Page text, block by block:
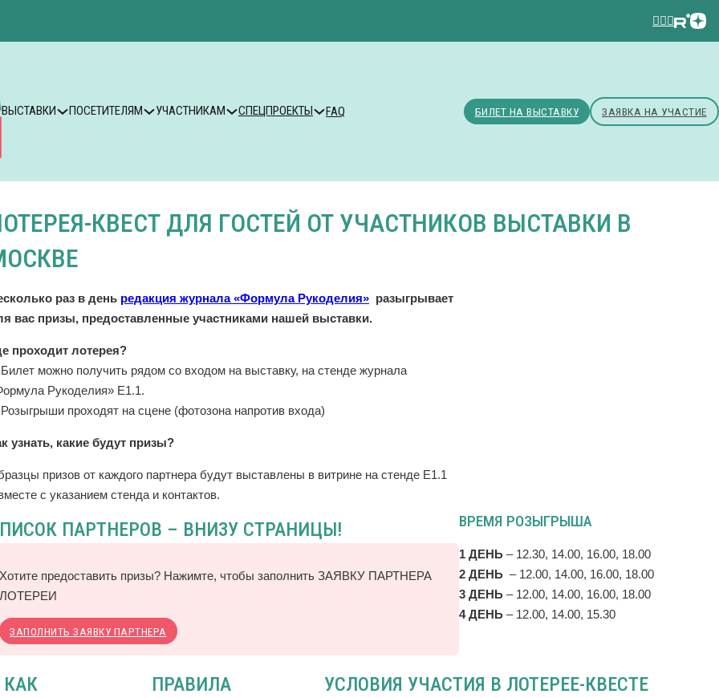
ВЫСТАВКИ ПОСЕТИТЕЛЯМ УЧАСТНИКАМ СПЕЦПРОЕКТЫ FAQ БИЛЕТ НА ВЫСТАВКУ ЗАЯВКА НА УЧАСТИЕ
КВЕСТ ДЛЯ ГОСТЕЙ ОТ УЧАСТНИКОВ ВЫСТАВКИ В
раз в день редакция журнала «Формула Рукоделия» разыгрывает
вас призы, предоставленные участниками нашей выставки.
проходит лотерея?
можно получить рядом со входом на выставку, на стенде журнала
Рукоделия» Е1.1.
проходят на сцене (фотозона напротив входа)
узнать, какие будут призы?
призов от каждого партнера будут выставлены в витрине на стенде Е1.1
с указанием стенда и контактов.
ПАРТНЕРОВ – ВНИЗУ СТРАНИЦЫ!
предоставить призы? Нажимте, чтобы заполнить ЗАЯВКУ ПАРТНЕРА
ЗАПОЛНИТЬ ЗАЯВКУ ПАРТНЕРА
ВРЕМЯ РОЗЫГРЫША
1 ДЕНЬ– 12.30, 14.00, 16.00, 18.00
2 ДЕНЬ – 12.00, 14.00, 16.00, 18.00
3 ДЕНЬ– 12.00, 14.00, 16.00, 18.00
4 ДЕНЬ– 12.00, 14.00, 15.30
КАК
ПРАВИЛА
УСЛОВИЯ УЧАСТИЯ В ЛОТЕРЕЕ-КВЕСТЕ